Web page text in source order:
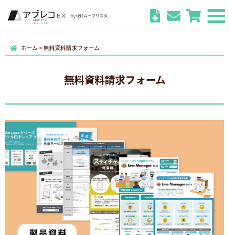
ホーム >無料資料請求フォーム
無料資料請求フォーム